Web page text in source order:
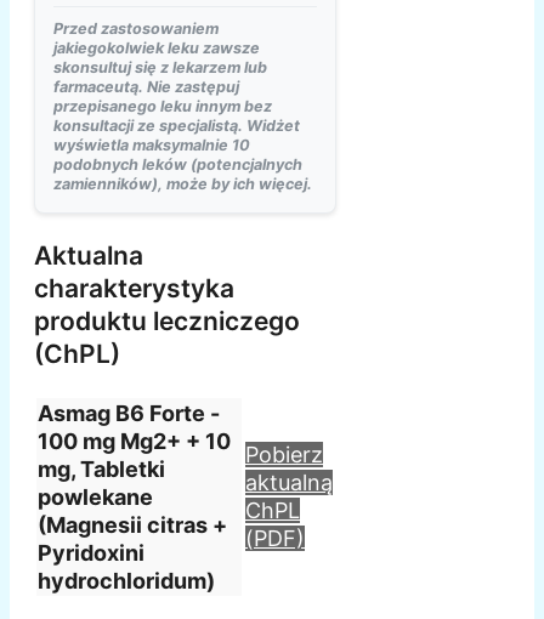
Przed zastosowaniem
jakiegokolwiek leku zawsze
skonsultuj się z lekarzem lub
farmaceutą. Nie zastępuj
przepisanego leku innym bez
konsultacji ze specjalistą. Widżet
wyświetla maksymalnie 10
podobnych leków (potencjalnych
zamienników), może by ich więcej.
Aktualna
charakterystyka
produktu leczniczego
(ChPL)
Asmag B6 Forte -
100 mg Mg2+ + 10
mg, Tabletki
powlekane
(Magnesii citras +
Pyridoxini
hydrochloridum)
Pobierz
aktualną
ChPL
(PDF)